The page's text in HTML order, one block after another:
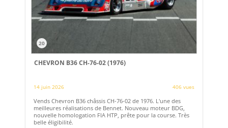
20
CHEVRON B36 CH-76-02 (1976)
14 juin 2026 406 vues
Vends Chevron B36 châssis CH-76-02 de 1976. L'une des
meilleures réalisations de Bennet. Nouveau moteur BDG,
nouvelle homologation FIA HTP, prête pour la course. Très
belle éligibilité.